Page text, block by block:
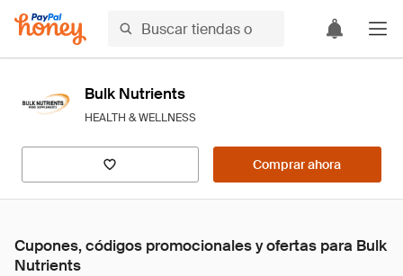
Bulk Nutrients
HEALTH & WELLNESS
Comprar ahora
Cupones, códigos promocionales y ofertas para Bulk
Nutrients